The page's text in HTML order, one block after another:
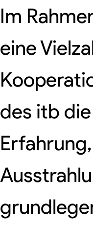
Im
eine
des itb